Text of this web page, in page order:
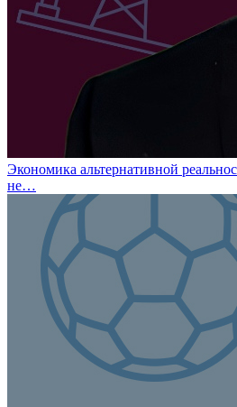
Экономика альтернативной
не…